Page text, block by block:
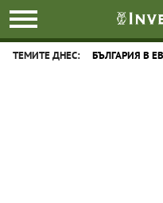
ТЕМИТЕ ДНЕС: БЪЛГАРИЯ В